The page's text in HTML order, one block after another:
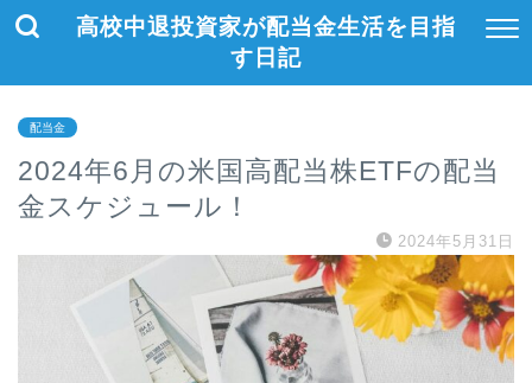
高校中退投資家が配当金生活を目指
す日記
配当金
2024年6月の米国高配当株ETFの配当
金スケジュール！
2024年5月31日